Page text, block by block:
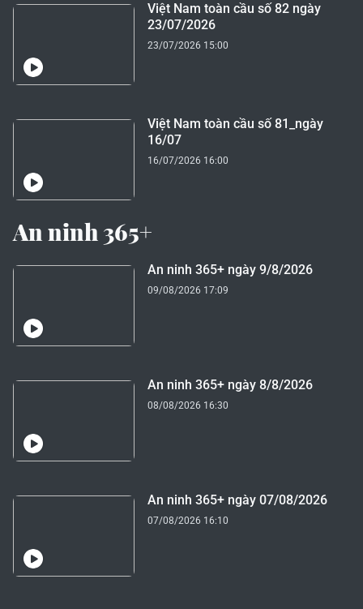
Việt Nam toàn cầu số 82 ngày
23/07/2026
23/07/2026 15:00
Việt Nam toàn cầu số 81_ngày
16/07
16/07/2026 16:00
An ninh 365+
An ninh 365+ ngày 9/8/2026
09/08/2026 17:09
An ninh 365+ ngày 8/8/2026
08/08/2026 16:30
An ninh 365+ ngày 07/08/2026
07/08/2026 16:10